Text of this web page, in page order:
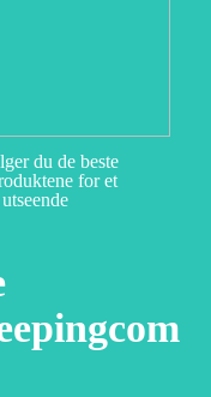
du de beste
for et